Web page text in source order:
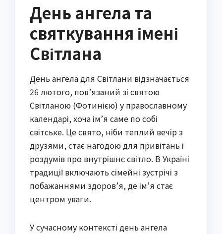
День ангела та
святкування імені
Світлана
День ангела для Світлани відзначається
26 лютого, пов’язаний зі святою
Світланою (Фотинією) у православному
календарі, хоча ім’я саме по собі
світське. Це свято, ніби теплий вечір з
друзями, стає нагодою для привітань і
роздумів про внутрішнє світло. В Україні
традиції включають сімейні зустрічі з
побажаннями здоров’я, де ім’я стає
центром уваги.
У сучасному контексті день ангела